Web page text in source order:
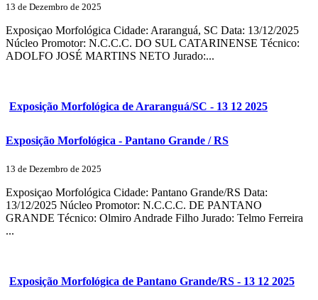
13 de Dezembro de 2025
Exposiçao Morfológica Cidade: Araranguá, SC Data: 13/12/2025
Núcleo Promotor: N.C.C.C. DO SUL CATARINENSE Técnico:
ADOLFO JOSÉ MARTINS NETO Jurado:...
Exposição Morfológica de Araranguá/SC - 13 12 2025
Exposição Morfológica - Pantano Grande / RS
13 de Dezembro de 2025
Exposiçao Morfológica Cidade: Pantano Grande/RS Data:
13/12/2025 Núcleo Promotor: N.C.C.C. DE PANTANO
GRANDE Técnico: Olmiro Andrade Filho Jurado: Telmo Ferreira
...
Exposição Morfológica de Pantano Grande/RS - 13 12 2025